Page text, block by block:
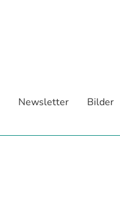
Newsletter Bilder